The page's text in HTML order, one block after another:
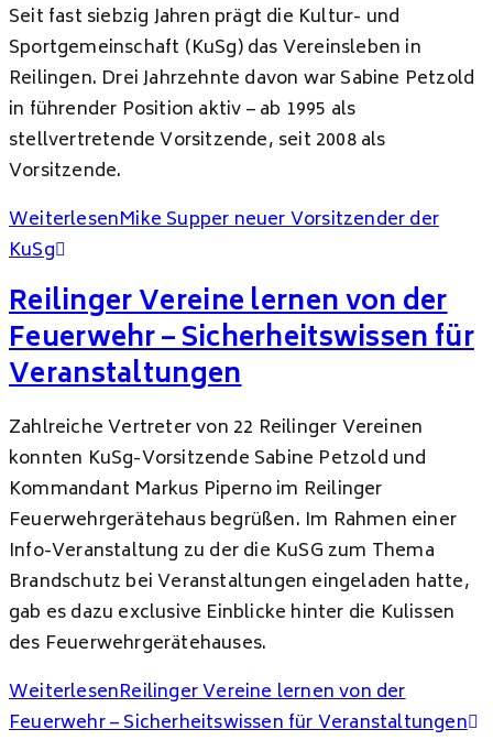
Seit fast siebzig Jahren prägt die Kultur- und
Sportgemeinschaft (KuSg) das Vereinsleben in
Reilingen. Drei Jahrzehnte davon war Sabine Petzold
in führender Position aktiv – ab 1995 als
stellvertretende Vorsitzende, seit 2008 als
Vorsitzende.
WeiterlesenMike Supper neuer Vorsitzender der
KuSg
Reilinger Vereine lernen von der
Feuerwehr – Sicherheitswissen für
Veranstaltungen
Zahlreiche Vertreter von 22 Reilinger Vereinen
konnten KuSg-Vorsitzende Sabine Petzold und
Kommandant Markus Piperno im Reilinger
Feuerwehrgerätehaus begrüßen. Im Rahmen einer
Info-Veranstaltung zu der die KuSG zum Thema
Brandschutz bei Veranstaltungen eingeladen hatte,
gab es dazu exclusive Einblicke hinter die Kulissen
des Feuerwehrgerätehauses.
WeiterlesenReilinger Vereine lernen von der
Feuerwehr – Sicherheitswissen für Veranstaltungen